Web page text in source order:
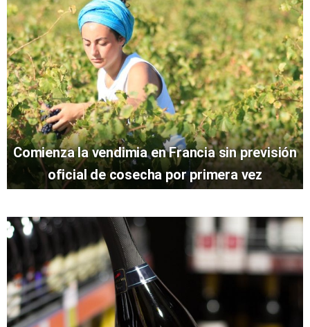
Comienza la vendimia en Francia sin previsión
oficial de cosecha por primera vez